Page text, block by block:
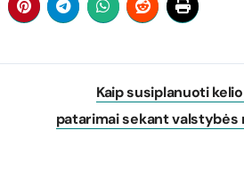
Kaip susiplanuoti
patarimai sekant valstybės